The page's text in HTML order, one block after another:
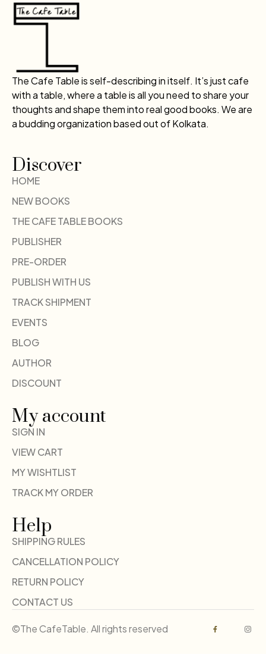
The Cafe Table is self-describing in itself. It’s just cafe
with a table, where a table is all you need to share your
thoughts and shape them into real good books. We are
a budding organization based out of Kolkata.
Discover
HOME
NEW BOOKS
THE CAFE TABLE BOOKS
PUBLISHER
PRE-ORDER
PUBLISH WITH US
TRACK SHIPMENT
EVENTS
BLOG
AUTHOR
DISCOUNT
My account
SIGN IN
VIEW CART
MY WISHTLIST
TRACK MY ORDER
Help
SHIPPING RULES
CANCELLATION POLICY
RETURN POLICY
CONTACT US
©The CafeTable. All rights reserved